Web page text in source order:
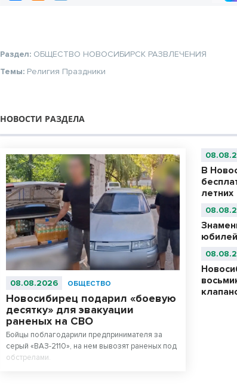
Раздел: ОБЩЕСТВО НОВОСИБИРСК РАЗВЛЕЧЕНИЯ
Темы: Религия Праздники
НОВОСТИ РАЗДЕЛА
08.08.2026 ОБЩЕСТВО
Новосибирец подарил «боевую
десятку» для эвакуации
раненых на СВО
Бойцы поблагодарили предпринимателя за
серый «ВАЗ-2110», на нем вывозят раненых под
обстрелами.
В
летних